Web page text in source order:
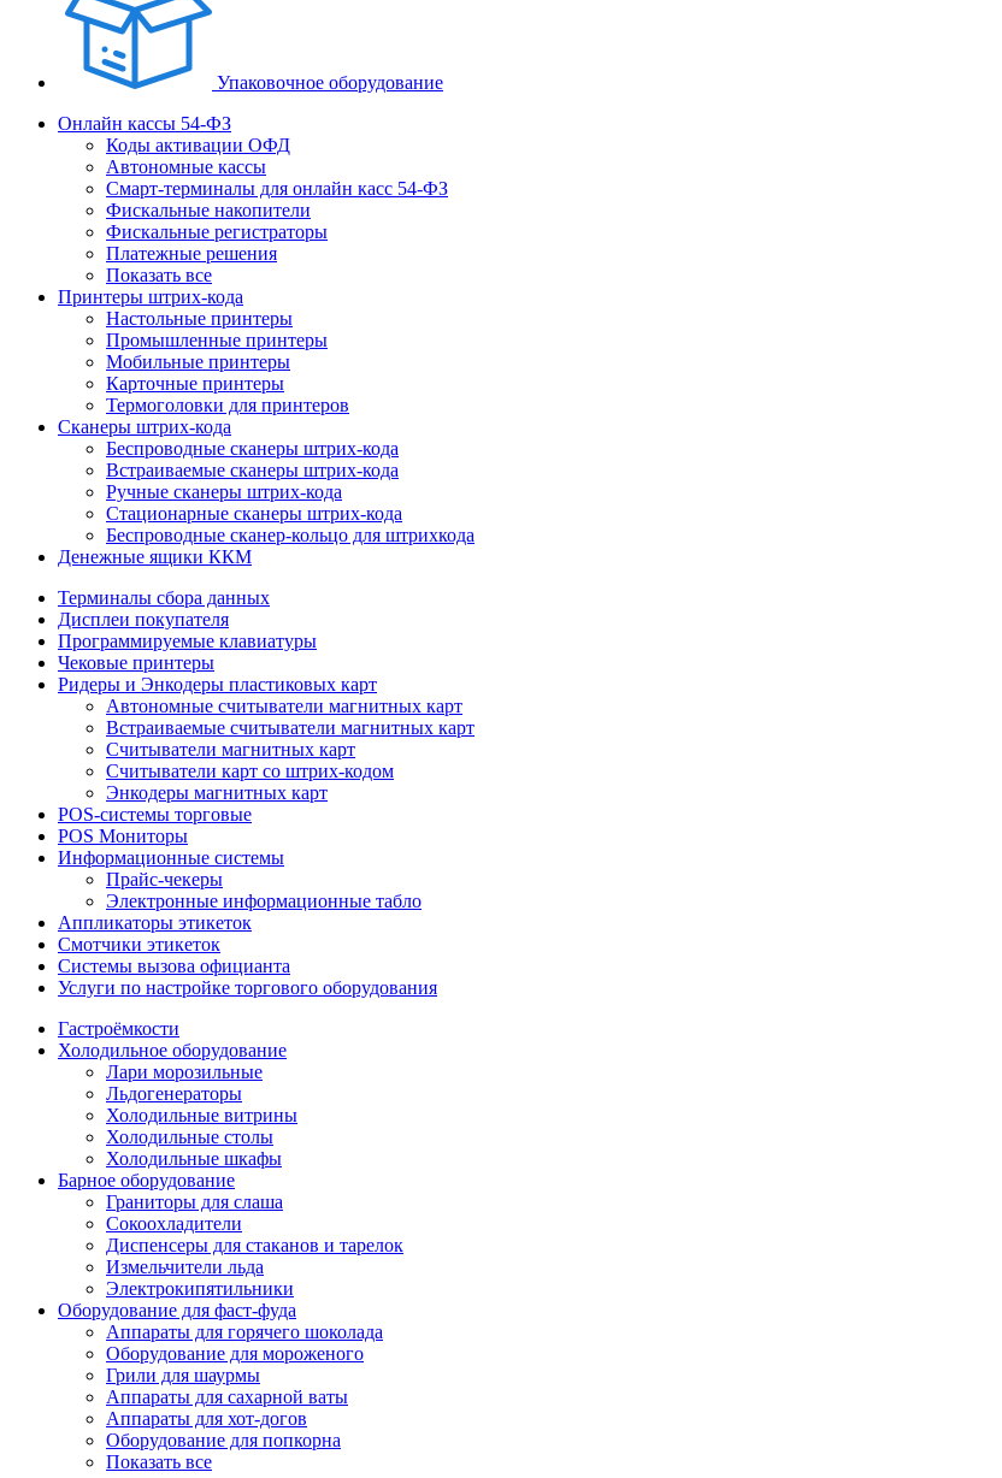
Упаковочное оборудование
Онлайн кассы 54-ФЗ
Коды активации ОФД
Автономные кассы
Смарт-терминалы для онлайн касс 54-ФЗ
Фискальные накопители
Фискальные регистраторы
Платежные решения
Показать все
Принтеры штрих-кода
Настольные принтеры
Промышленные принтеры
Мобильные принтеры
Карточные принтеры
Термоголовки для принтеров
Сканеры штрих-кода
Беспроводные сканеры штрих-кода
Встраиваемые сканеры штрих-кода
Ручные сканеры штрих-кода
Стационарные сканеры штрих-кода
Беспроводные сканер-кольцо для штрихкода
Денежные ящики ККМ
Терминалы сбора данных
Дисплеи покупателя
Программируемые клавиатуры
Чековые принтеры
Ридеры и Энкодеры пластиковых карт
Автономные считыватели магнитных карт
Встраиваемые считыватели магнитных карт
Считыватели магнитных карт
Считыватели карт со штрих-кодом
Энкодеры магнитных карт
POS-системы торговые
POS Мониторы
Информационные системы
Прайс-чекеры
Электронные информационные табло
Аппликаторы этикеток
Смотчики этикеток
Системы вызова официанта
Услуги по настройке торгового оборудования
Гастроёмкости
Холодильное оборудование
Лари морозильные
Льдогенераторы
Холодильные витрины
Холодильные столы
Холодильные шкафы
Барное оборудование
Граниторы для слаша
Сокоохладители
Диспенсеры для стаканов и тарелок
Измельчители льда
Электрокипятильники
Оборудование для фаст-фуда
Аппараты для горячего шоколада
Оборудование для мороженого
Грили для шаурмы
Аппараты для сахарной ваты
Аппараты для хот-догов
Оборудование для попкорна
Показать все